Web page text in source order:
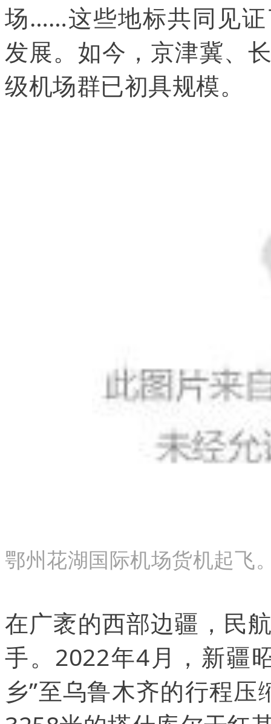
场……这些地标共同见
发展。如今，京津冀、
级机场群已初具规模。
鄂州花湖国际机场货机起飞
在广袤的西部边疆，民
手。2022年4月，新疆
乡”至乌鲁木齐的行程